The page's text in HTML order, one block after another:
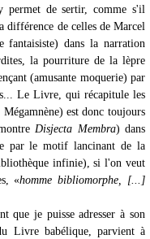
permet de sertir, comme s'il
différence de celles de Marcel
fantaisiste) dans la narration
la pourriture de la lèpre
(amusante moquerie) par
Le Livre, qui récapitule les
Mégamnène) est donc toujours
Disjecta Membra) dans
par le motif lancinant de la
infinie), si l'on veut
«homme bibliomorphe, [...]
que je puisse adresser à son
Livre babélique, parvient à